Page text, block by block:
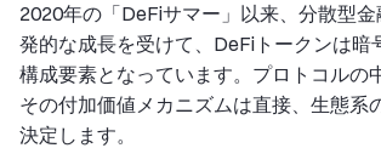
2020年の「DeFiサマー」以来、分散型
発的な成長を受けて、DeFiトークンは暗
構成要素となっています。プロトコルの
その付加価値メカニズムは直接、生態系
決定します。